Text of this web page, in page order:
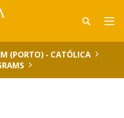
(PORTO) - CATÓLICA